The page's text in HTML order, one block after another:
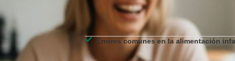
Errores comunes en la alimentación